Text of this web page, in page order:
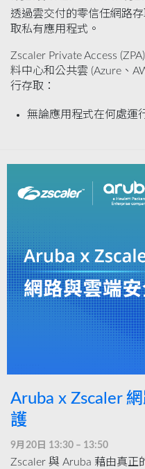
透過雲交付的零信任網路
取私有應用程式。
Zscaler Private Access
料中心和公共雲 (Azure、
行存取：
無論應用程式在何處運
Aruba x Zscaler
護
9月20日 13:30 – 13:50
Zscaler 與 Aruba 藉由真正